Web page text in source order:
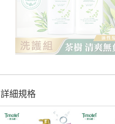
詳細規格